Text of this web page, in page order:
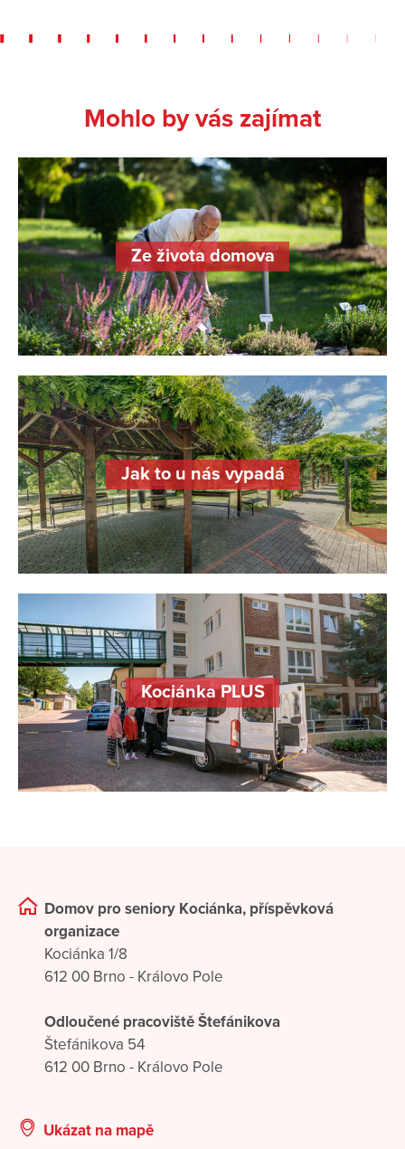
Mohlo by vás zajímat
Ze života domova
Jak to u nás vypadá
Kociánka PLUS
Domov pro seniory Kociánka, příspěvková
organizace
Kociánka 1/8
612 00 Brno - Královo Pole
Odloučené pracoviště Štefánikova
Štefánikova 54
612 00 Brno - Královo Pole
Ukázat na mapě